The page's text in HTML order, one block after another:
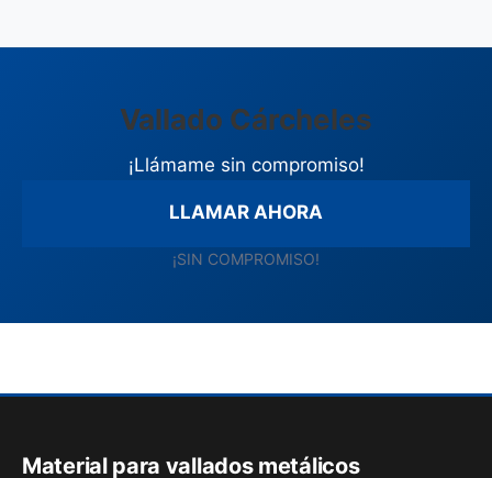
Vallado Cárcheles
¡Llámame sin compromiso!
LLAMAR AHORA
¡SIN COMPROMISO!
Material para vallados metálicos